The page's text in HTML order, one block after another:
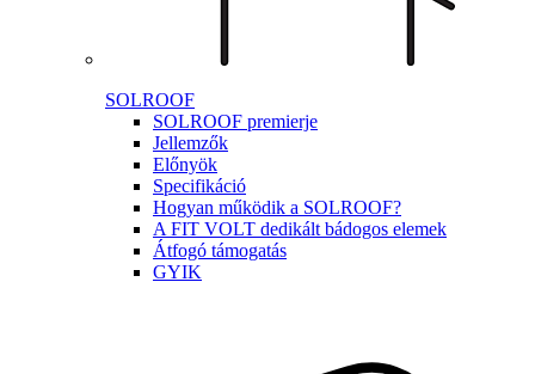
SOLROOF
SOLROOF premierje
Jellemzők
Előnyök
Specifikáció
Hogyan működik a SOLROOF?
A FIT VOLT dedikált bádogos elemek
Átfogó támogatás
GYIK